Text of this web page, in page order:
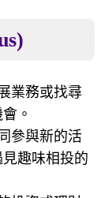
業務或找尋
。
參與新的活
趣味相投的